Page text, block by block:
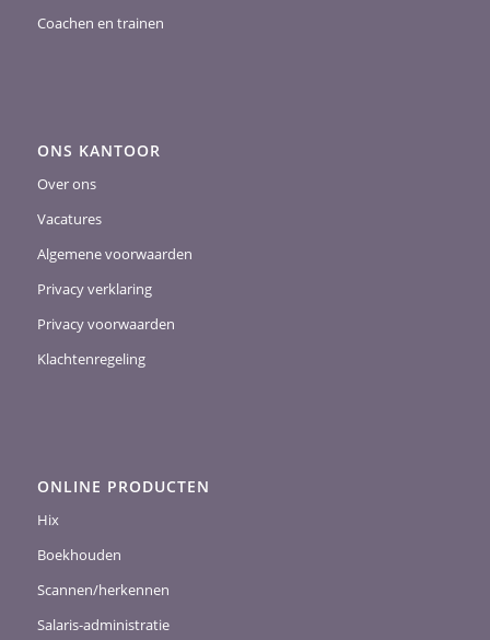
Coachen en trainen
ONS KANTOOR
Over ons
Vacatures
Algemene voorwaarden
Privacy verklaring
Privacy voorwaarden
Klachtenregeling
ONLINE PRODUCTEN
Hix
Boekhouden
Scannen/herkennen
Salaris-administratie